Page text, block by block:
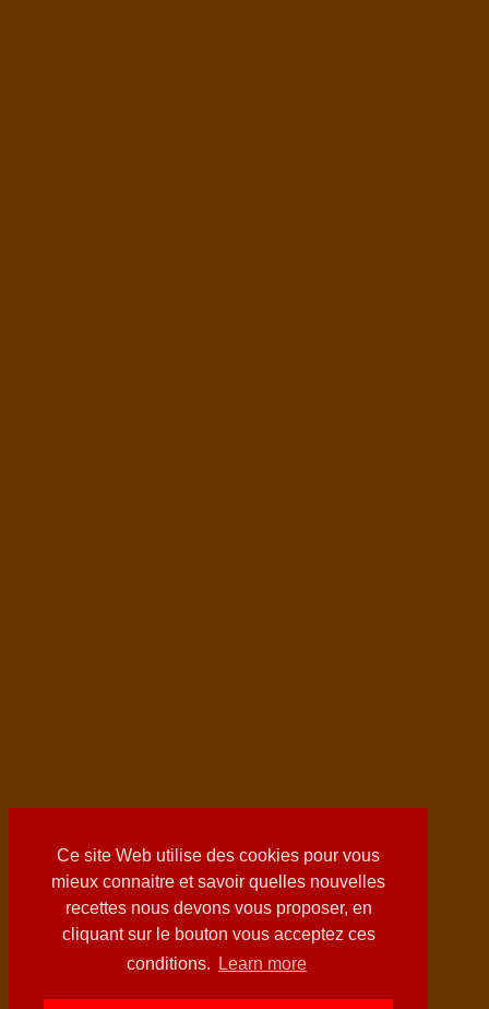
Ce site Web utilise des cookies pour vous
mieux connaitre et savoir quelles nouvelles
recettes nous devons vous proposer, en
cliquant sur le bouton vous acceptez ces
conditions.
Learn more